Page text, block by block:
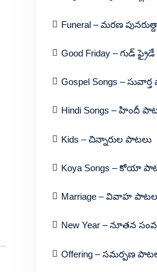
Funeral – మరణ
Good Friday – గుడ్
Gospel Songs –
Hindi Songs – హిందీ
Kids – చిన్నారుల పాటలు
Koya Songs – కోయా
Marriage – వివాహ
New Year – నూతన
Offering – సమర్పణ